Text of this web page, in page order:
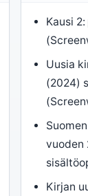
Kausi
Uusia
(2024)
vuoden
Kirjan